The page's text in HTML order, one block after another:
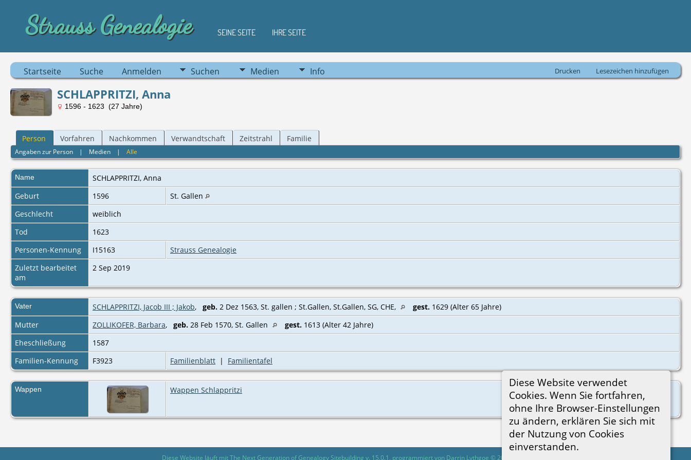
Strauss Genealogie SEINE SEITE IHRE SEITE
Startseite Suche Anmelden Suchen Medien Info Drucken Lesezeichen hinzufügen
Diese Website verwendet
Cookies. Wenn Sie fortfahren,
ohne Ihre Browser-Einstellungen
zu ändern, erklären Sie sich mit
der Nutzung von Cookies
einverstanden.
SCHLAPPRITZI, Anna
1596 - 1623 (27 Jahre)
Person Vorfahren Nachkommen Verwandtschaft Zeitstrahl Familie
Angaben zur Person | Medien |Alle
Name SCHLAPPRITZI, Anna
Geburt
1596
St. Gallen
Geschlecht
weiblich
Tod
1623
Personen-Kennung
I15163
Strauss Genealogie
Zuletzt bearbeitet
am
2 Sep 2019
Vater SCHLAPPRITZI, Jacob III ; Jakob, geb. 2 Dez 1563, St. gallen ; St.Gallen, St.Gallen, SG, CHE‎, gest. 1629 (Alter 65 Jahre)
Mutter
ZOLLIKOFER, Barbara, geb. 28 Feb 1570, St. Gallen gest. 1613 (Alter 42 Jahre)
Eheschließung
1587
Familien-Kennung
F3923 Familienblatt | Familientafel
Wappen Wappen Schlappritzi
Diese Website läuft mitThe Next Generation of Genealogy Sitebuilding v. 15.0.1, programmiert von Darrin Lythgoe © 2001-2026.